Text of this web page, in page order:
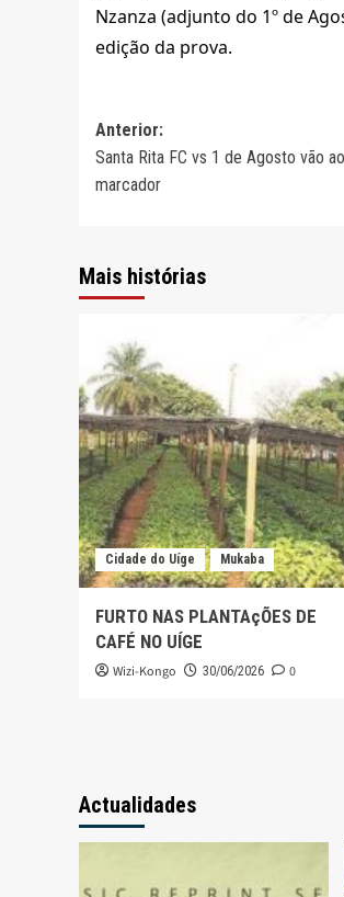
Nzanza (adjunto do 1º de
edição da prova.
Navegação
de
Anterior:
Santa Rita FC vs 1 de Agosto vão
marcador
Mais histórias
Cidade do Uíge Mukaba
FURTO NAS PLANTAçÕES DE
CAFÉ NO UÍGE
Wizi-Kongo 30/06/2026 0
Actualidades